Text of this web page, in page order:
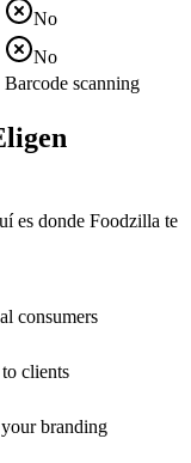
No
No
Barcode scanning
es donde Foodzilla te
consumers
clients
branding